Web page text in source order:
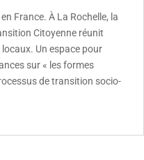
France. À La Rochelle, la
Citoyenne réunit
Un espace pour
sur « les formes
de transition socio-